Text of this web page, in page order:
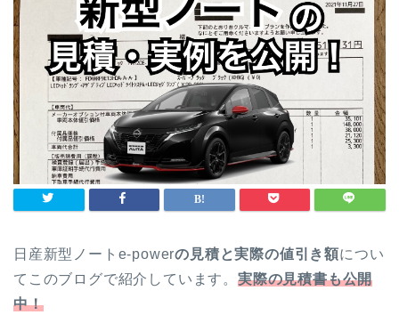
日産新型ノートe-powerの見積と実際の値引き額につい
てこのブログで紹介しています。実際の見積書も公開
中！